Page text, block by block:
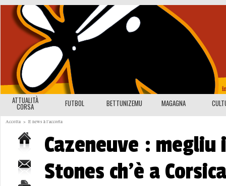
ATTUALITÀ
CORSA FUTBOL BETTUNIZEMU MAGAGNA
Accolta > E news à l'accorta
Cazeneuve : megliu
Stones ch'è a Corsica